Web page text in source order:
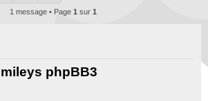
1 message • Page 1 sur 1
phpBB3